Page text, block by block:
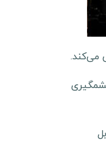
می‌کند.